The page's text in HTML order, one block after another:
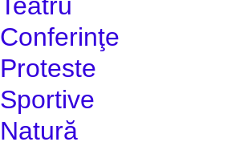
Conferinţe
Proteste
Sportive
Natură